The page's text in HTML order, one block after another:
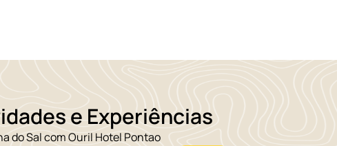
e Experiências
do Sal com Ouril Hotel Pontao